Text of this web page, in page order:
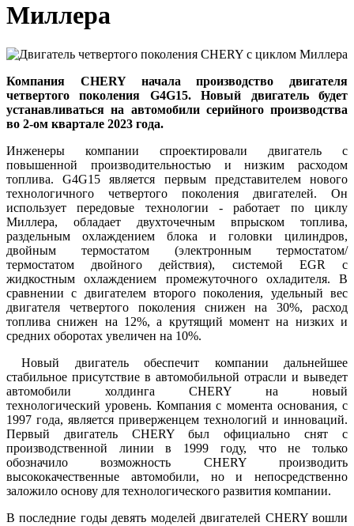
Миллера
Компания CHERY начала производство двигателя
четвертого поколения G4G15. Новый двигатель будет
устанавливаться на автомобили серийного производства
во 2-ом квартале 2023 года.
Инженеры компании спроектировали двигатель c
повышенной производительностью и низким расходом
топлива. G4G15 является первым представителем нового
технологичного четвертого поколения двигателей. Он
использует передовые технологии - работает по циклу
Миллера, обладает двухточечным впрыском топлива,
раздельным охлаждением блока и головки цилиндров,
двойным термостатом (электронным термостатом/
термостатом двойного действия), системой EGR с
жидкостным охлаждением промежуточного охладителя. В
сравнении с двигателем второго поколения, удельный вес
двигателя четвертого поколения снижен на 30%, расход
топлива снижен на 12%, а крутящий момент на низких и
средних оборотах увеличен на 10%.
Новый двигатель обеспечит компании дальнейшее
стабильное присутствие в автомобильной отрасли и выведет
автомобили холдинга CHERY на новый
технологический уровень. Компания с момента основания, c
1997 года, является приверженцем технологий и инноваций.
Первый двигатель CHERY был официально снят с
производственной линии в 1999 году, что не только
обозначило возможность CHERY производить
высококачественные автомобили, но и непосредственно
заложило основу для технологического развития компании.
В последние годы девять моделей двигателей CHERY вошли